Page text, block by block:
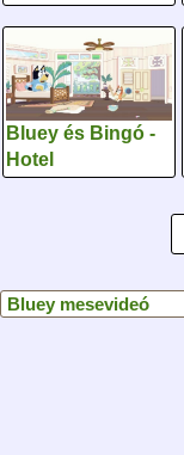
Bluey és Bingó -
Hotel
Bluey mesevideó